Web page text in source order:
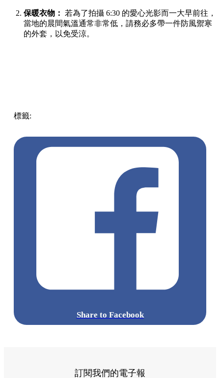
保暖衣物： 若為了拍攝 6:30 的愛心光影而一大早前往，
當地的晨間氣溫通常非常低，請務必多帶一件防風禦寒
的外套，以免受涼。
標籤:
Share to Facebook
訂閱我們的電子報